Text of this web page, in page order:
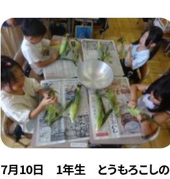
7月10日 1年生 とうもろこしの